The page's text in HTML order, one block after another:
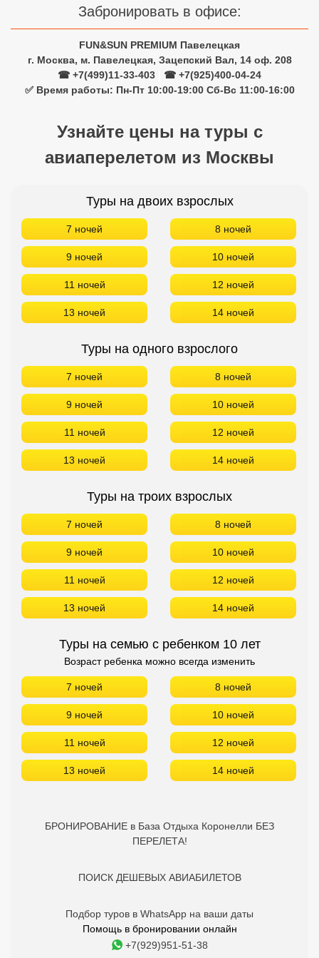
Забронировать в офисе:
FUN&SUN PREMIUM Павелецкая
г. Москва, м. Павелецкая, Зацепский Вал, 14 оф. 208
☎ +7(499)11-33-403
☎ +7(925)400-04-24
✅ Время работы: Пн-Пт 10:00-19:00 Сб-Вс 11:00-16:00
Узнайте цены на туры с
авиаперелетом из Москвы
Туры на двоих взрослых
7 ночей 8 ночей
9 ночей 10 ночей
11 ночей 12 ночей
13 ночей 14 ночей
Туры на одного взрослого
7 ночей 8 ночей
9 ночей 10 ночей
11 ночей 12 ночей
13 ночей 14 ночей
Туры на троих взрослых
7 ночей 8 ночей
9 ночей 10 ночей
11 ночей 12 ночей
13 ночей 14 ночей
Туры на семью с ребенком 10 лет
Возраст ребенка можно всегда изменить
7 ночей 8 ночей
9 ночей 10 ночей
11 ночей 12 ночей
13 ночей 14 ночей
БРОНИРОВАНИЕ в База Отдыха Коронелли БЕЗ
ПЕРЕЛЕТА!
ПОИСК ДЕШЕВЫХ АВИАБИЛЕТОВ
Подбор туров в WhatsApp на ваши даты
Помощь в бронировании онлайн
+7(929)951-51-38